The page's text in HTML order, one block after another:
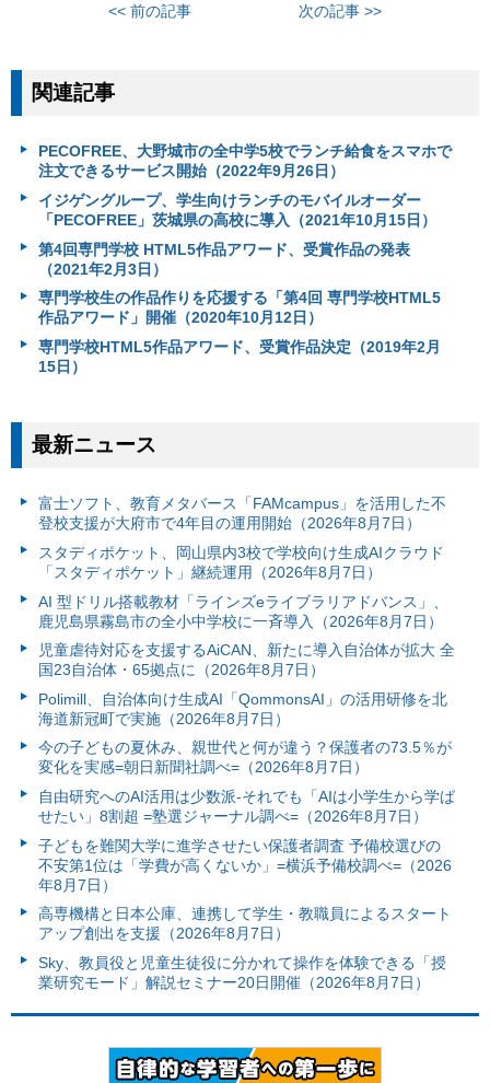
<< 前の記事 次の記事 >>
関連記事
PECOFREE、大野城市の全中学5校でランチ給食をスマホで
注文できるサービス開始（2022年9月26日）
イジゲングループ、学生向けランチのモバイルオーダー
「PECOFREE」茨城県の高校に導入（2021年10月15日）
第4回専門学校 HTML5作品アワード、受賞作品の発表
（2021年2月3日）
専門学校生の作品作りを応援する「第4回 専門学校HTML5
作品アワード」開催（2020年10月12日）
専門学校HTML5作品アワード、受賞作品決定（2019年2月
15日）
最新ニュース
富⼠ソフト、教育メタバース「FAMcampus」を活用した不
登校支援が大府市で4年目の運用開始（2026年8月7日）
スタディポケット、岡山県内3校で学校向け生成AIクラウド
「スタディポケット」継続運用（2026年8月7日）
AI 型ドリル搭載教材「ラインズeライブラリアドバンス」、
鹿児島県霧島市の全小中学校に一斉導入（2026年8月7日）
児童虐待対応を支援するAiCAN、新たに導入自治体が拡大 全
国23自治体・65拠点に（2026年8月7日）
Polimill、自治体向け生成AI「QommonsAI」の活用研修を北
海道新冠町で実施（2026年8月7日）
今の子どもの夏休み、親世代と何が違う？保護者の73.5％が
変化を実感=朝日新聞社調べ=（2026年8月7日）
自由研究へのAI活用は少数派-それでも「AIは小学生から学ば
せたい」8割超 =塾選ジャーナル調べ=（2026年8月7日）
子どもを難関大学に進学させたい保護者調査 予備校選びの
不安第1位は「学費が高くないか」=横浜予備校調べ=（2026
年8月7日）
高専機構と日本公庫、連携して学生・教職員によるスタート
アップ創出を支援（2026年8月7日）
Sky、教員役と児童生徒役に分かれて操作を体験できる「授
業研究モード」解説セミナー20日開催（2026年8月7日）